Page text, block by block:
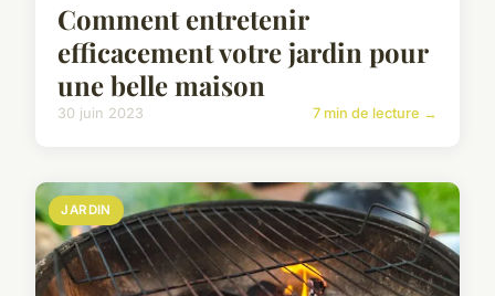
Comment entretenir
efficacement votre jardin pour
une belle maison
30 juin 2023 7 min de lecture →
JARDIN